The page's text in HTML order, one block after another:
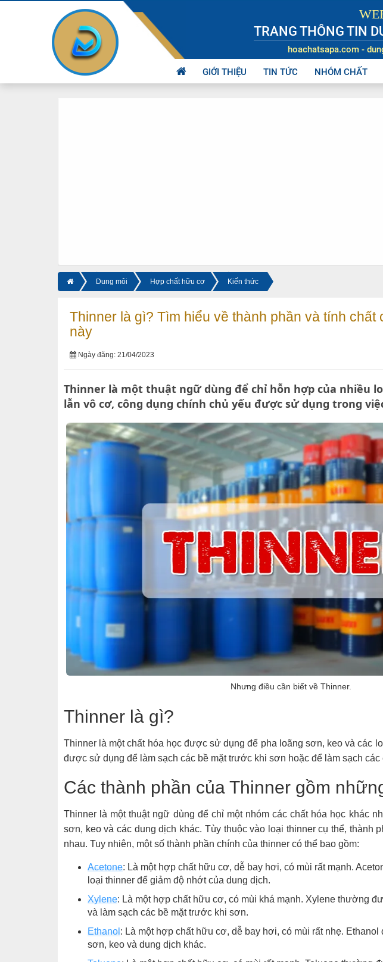
GIỚI THIỆU TIN TỨC NHÓM CHẤT
TRANG THÔNG TIN
hoachatsapa.com -
Dung môi Hợp chất hữu cơ Kiến thức
Thinner là gì? Tìm hiểu về thành phần và tính chất
này
Ngày đăng: 21/04/2023
Thinner là một thuật ngữ dùng để chỉ hỗn hợp của nhiều
lẫn vô cơ, công dụng chính chủ yếu được sử dụng trong
Nhưng điều cần biết về Thinner.
Thinner là gì?
Thinner là một chất hóa học được sử dụng để pha loãng sơn, keo và các
được sử dụng để làm sạch các bề mặt trước khi sơn hoặc để làm sạch các
Các thành phần của Thinner gồm
Thinner là một thuật ngữ dùng để chỉ một nhóm các chất hóa học khác
sơn, keo và các dung dịch khác. Tùy thuộc vào loại thinner cụ thể, thành
nhau. Tuy nhiên, một số thành phần chính của thinner có thể bao gồm:
Acetone: Là một hợp chất hữu cơ, dễ bay hơi, có mùi rất mạnh.
loại thinner để giảm độ nhớt của dung dịch.
Xylene: Là một hợp chất hữu cơ, có mùi khá mạnh. Xylene thường
và làm sạch các bề mặt trước khi sơn.
Ethanol : Là một hợp chất hữu cơ, dễ bay hơi, có mùi rất nhẹ.
sơn, keo và dung dịch khác.